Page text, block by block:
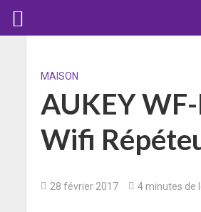
MAISON
AUKEY
Wifi
28 février 2017 4 minutes de